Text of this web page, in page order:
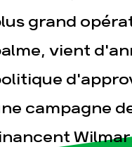
grand
vient
campagne